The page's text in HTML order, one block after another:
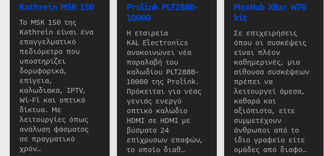
Kathrein MSK 150
Το MSK 150 της
Kathrein είναι ένα
επαγγελματικό
πεδιόμετρο που
υποστηρίζει
δορυφορικά,
επίγεια,
καλωδιακά, IPTV,
Wi-Fi και οπτικά
δίκτυα. Με
λειτουργίες όπως
ανάλυση φάσματος
σε πραγματικό
χρόν…
Prolink PLT288B-
10000
Η εταιρεία
KAL Electronics
ανακοινώνει νέα
παραλαβή του
καλωδίου PLT288B-
10000 της Prolink.
Πρόκειται για νέας
γενιάς ενεργό
οπτικό καλώδιο
HDMI σε HDMI με
βύσματα 24
επίχρυσων επαφών,
το οποίο διαθ…
MaxHub XBar W70
kit
Σε επιχειρήσεις
όπου οι συσκέψεις
είναι πλέον
καθημερινές, μια
αίθουσα συσκέψεων
πρέπει να
λειτουργεί άμεσα,
καθαρά και
αξιόπιστα, είτε
συμμετέχουν
άνθρωποι από το
ίδιο γραφείο είτε
ομάδες από διαφο…